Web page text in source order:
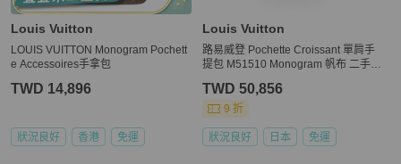
Louis Vuitton
LOUIS VUITTON Monogram Pochett
e Accessoires手拿包
TWD 14,896
狀況良好 香港 免運
Louis Vuitton
路易威登 Pochette Croissant 單肩手
提包 M51510 Monogram 帆布 二手 L
TWD 50,856
9 折
狀況良好 日本 免運